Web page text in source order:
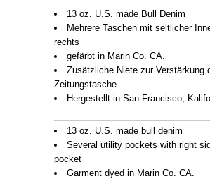
13 oz. U.S. made Bull Denim
Mehrere Taschen mit seitlicher
rechts
gefärbt in Marin Co. CA.
Zusätzliche Niete zur Verstärkung
Zeitungstasche
Hergestellt in San Francisco,
13 oz. U.S. made bull denim
Several utility pockets with right
pocket
Garment dyed in Marin Co. CA.